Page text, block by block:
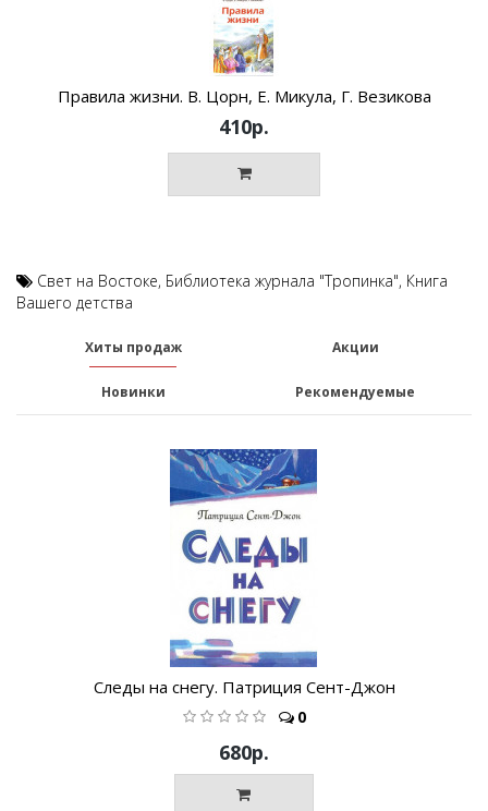
Правила жизни. В. Цорн, Е. Микула, Г. Везикова
410р.
Свет на Востоке, Библиотека журнала "Тропинка", Книга
Вашего детства
Хиты продаж Акции
Новинки Рекомендуемые
Следы на снегу. Патриция Сент-Джон
0
680р.